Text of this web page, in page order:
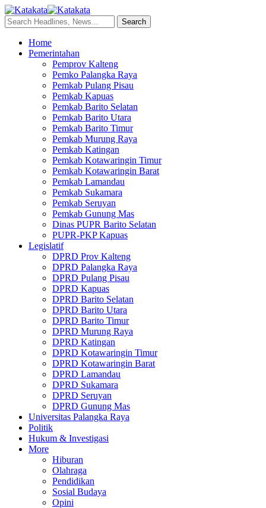
Home
Pemerintahan
Pemprov Kalteng
Pemko Palangka Raya
Pemkab Pulang Pisau
Pemkab Kapuas
Pemkab Barito Selatan
Pemkab Barito Utara
Pemkab Barito Timur
Pemkab Murung Raya
Pemkab Katingan
Pemkab Kotawaringin Timur
Pemkab Kotawaringin Barat
Pemkab Lamandau
Pemkab Sukamara
Pemkab Seruyan
Pemkab Gunung Mas
Dinas PUPR Barito Selatan
PUPR-PKP Kapuas
Legislatif
DPRD Prov Kalteng
DPRD Palangka Raya
DPRD Pulang Pisau
DPRD Kapuas
DPRD Barito Selatan
DPRD Barito Utara
DPRD Barito Timur
DPRD Murung Raya
DPRD Katingan
DPRD Kotawaringin Timur
DPRD Kotawaringin Barat
DPRD Lamandau
DPRD Sukamara
DPRD Seruyan
DPRD Gunung Mas
Universitas Palangka Raya
Politik
Hukum & Investigasi
More
Hiburan
Olahraga
Pendidikan
Sosial Budaya
Opini